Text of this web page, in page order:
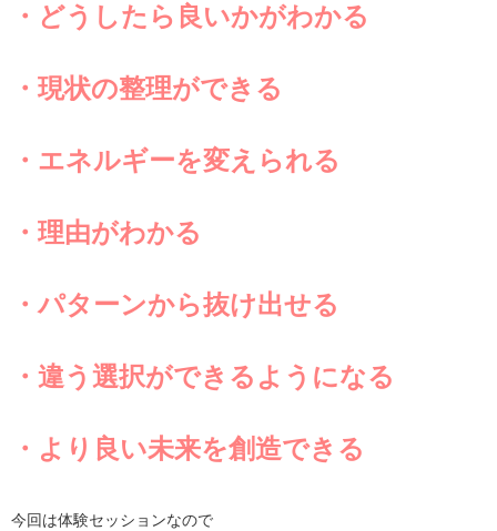
・どうしたら良いかがわかる
・現状の整理ができる
・エネルギーを変えられる
・理由がわかる
・パターンから抜け出せる
・違う選択ができるようになる
・より良い未来を創造できる
今回は体験セッションなので